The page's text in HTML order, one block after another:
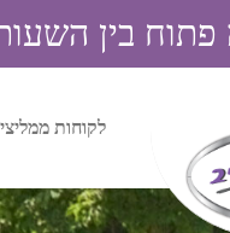
השעות 9:00 ל
לקוחות